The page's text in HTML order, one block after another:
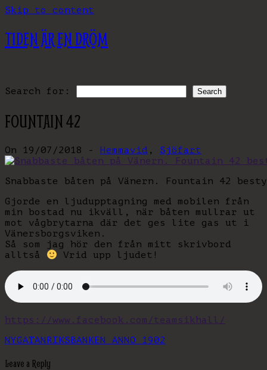
Skip to content
TIDEN ÄR EN DRÖM
Search for:
FOUNTAIN 42
On 19/07/2018 - Hemmavid , Sjöfart
Snabbaste båten på Vänern. Fountain 42
Gjorde en ljudupptagning med mobilen från
min bostad nu ikväll, när båten mullrar ut
mot vågbrytarna där det ges lite gas ut i
Vänersborgsviken.
Så som jag hör den från mitt skrivbord
alltså
Vrid upp ljudet!
https://www.facebook.com/teamsikhall/
NYGATANRIKSBANKEN ANNO 1902
Leave a Reply